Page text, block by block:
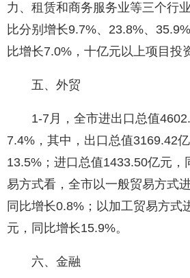
力、租赁和商务服务业等三个行
比分别增长9.7%、23.8%、
比增长7.0%，十亿元以上项目投
五、外贸
1-7月，全市进出口总值
7.4%，其中，出口总值3169.42
13.5%；进口总值1433.50亿元，
易方式看，全市以一般贸易方式
同比增长0.8%；以加工贸易方式
元，同比增长15.9%。
六、金融